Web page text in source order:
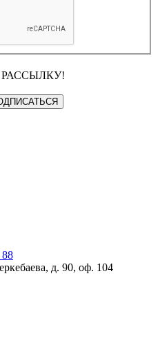
88
д. 90, оф. 104